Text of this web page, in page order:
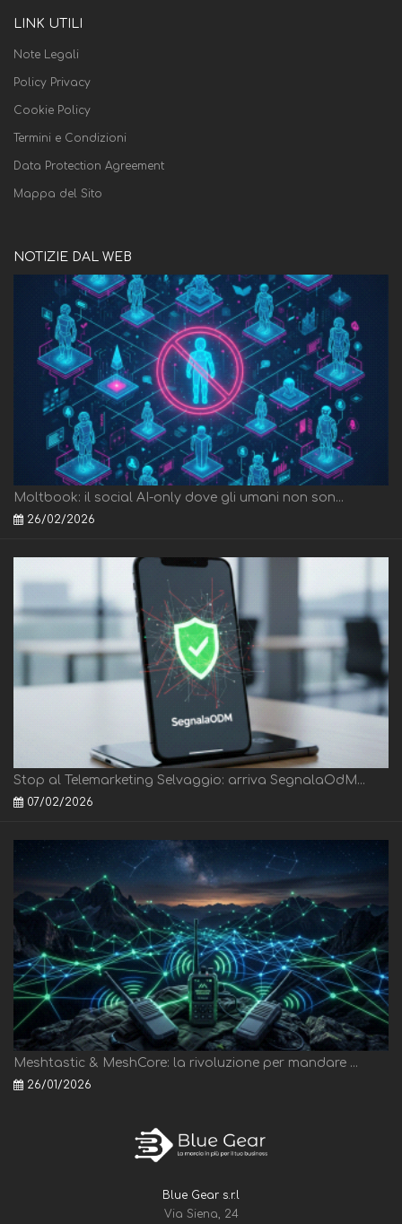
LINK UTILI
Note Legali
Policy Privacy
Cookie Policy
Termini e Condizioni
Data Protection Agreement
Mappa del Sito
NOTIZIE DAL WEB
Moltbook: il social AI-only dove gli umani non son...
26/02/2026
Stop al Telemarketing Selvaggio: arriva SegnalaOdM...
07/02/2026
Meshtastic & MeshCore: la rivoluzione per mandare ...
26/01/2026
Blue Gear s.r.l
Via Siena, 24